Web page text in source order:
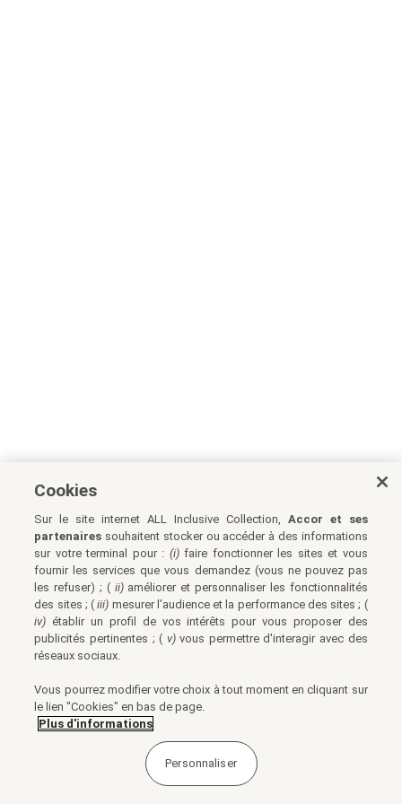
Cookies
Sur le site internet ALL Inclusive Collection, Accor et ses
partenaires souhaitent stocker ou accéder à des informations
sur votre terminal pour : (i)faire fonctionner les sites et vous
fournir les services que vous demandez (vous ne pouvez pas
les refuser) ; ( ii)améliorer et personnaliser les fonctionnalités
des sites ; (iii) mesurer l'audience et la performance des sites ; (
iv) établir un profil de vos intérêts pour vous proposer des
publicités pertinentes ; ( v)vous permettre d'interagir avec des
réseaux sociaux.
Vous pourrez modifier votre choix à tout moment en cliquant sur
le lien "Cookies" en bas de page.
Plus d'informations
Personnaliser